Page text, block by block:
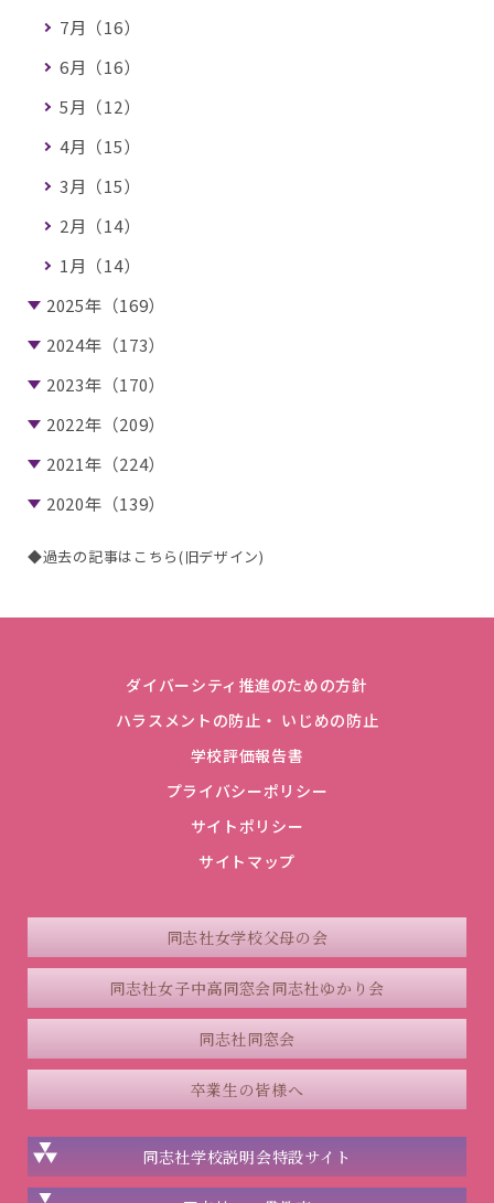
7月（16）
6月（16）
5月（12）
4月（15）
3月（15）
2月（14）
1月（14）
2025年（169）
2024年（173）
2023年（170）
2022年（209）
2021年（224）
2020年（139）
◆過去の記事はこちら(旧デザイン)
ダイバーシティ推進のための方針
ハラスメントの防止・ いじめの防止
学校評価報告書
プライバシーポリシー
サイトポリシー
サイトマップ
同志社女学校父母の会
同志社女子中高同窓会同志社ゆかり会
同志社同窓会
卒業生の皆様へ
同志社学校説明会特設サイト